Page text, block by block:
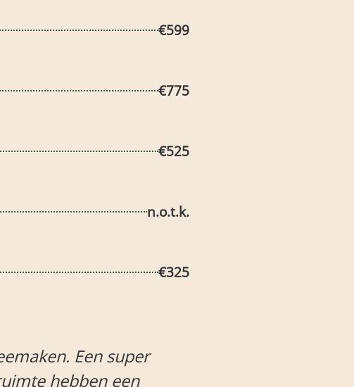
€599
€775
€525
n.o.t.k.
€325
tijdje geleden, maar wat heeft het mijn
ik het nooit meer wilden doen, maar ik voel